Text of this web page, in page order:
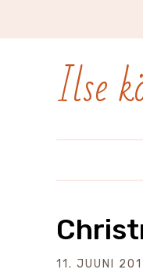
Ilse
11. JUUNI